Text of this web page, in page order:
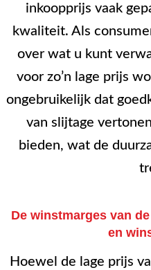
inkoopprijs vaak
kwaliteit. Als
over wat u kunt
voor zo’n lage prijs
ongebruikelijk dat
van slijtage
bieden, wat de
De winstmarges van
en
Hoewel de lage prijs